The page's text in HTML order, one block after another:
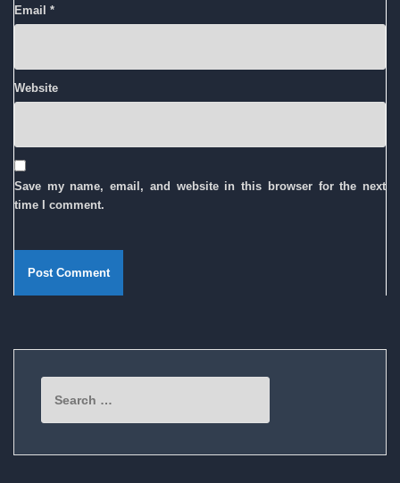
Email *
Website
Save my name, email, and website in this browser for the next
time I comment.
for: